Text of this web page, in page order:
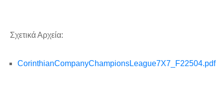
Σχετικά Αρχεία:
CorinthianCompanyChampionsLeague7X7_F22504.pdf